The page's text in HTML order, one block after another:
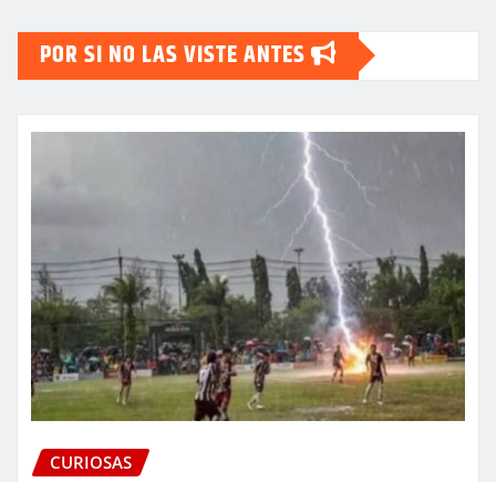
POR SI NO LAS VISTE ANTES
CURIOSAS